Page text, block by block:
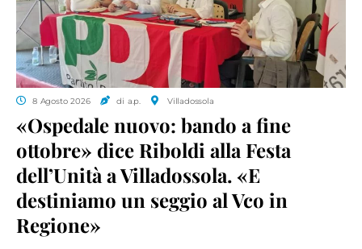
8 Agosto 2026 di a.p. Villadossola
«Ospedale nuovo: bando a fine
ottobre» dice Riboldi alla Festa
dell’Unità a Villadossola. «E
destiniamo un seggio al Vco in
Regione»